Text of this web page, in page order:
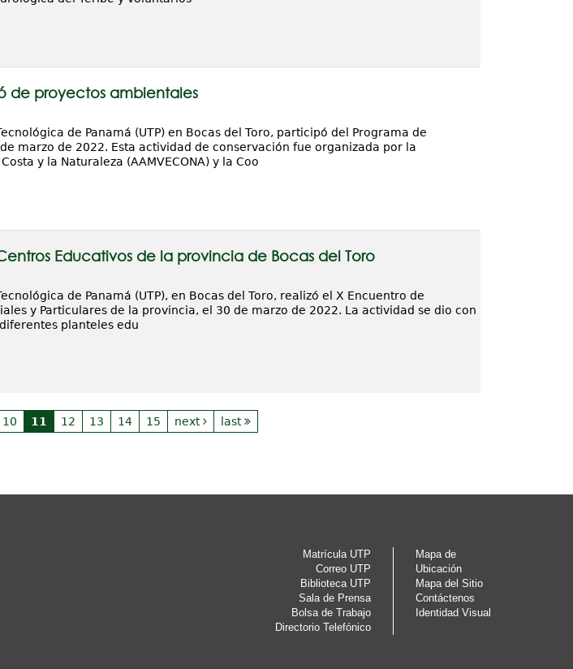
de proyectos ambientales
de Panamá (UTP) en Bocas del Toro, participó del Programa de
marzo de 2022. Esta actividad de conservación fue organizada por la
y la Naturaleza (AAMVECONA) y la Coo
Educativos de la provincia de Bocas del Toro
de Panamá (UTP), en Bocas del Toro, realizó el X Encuentro de
y Particulares de la provincia, el 30 de marzo de 2022. La actividad se dio con
planteles edu
10 11 12 13 14 15 next last
Matrícula UTP
Correo UTP
Biblioteca UTP
Sala de Prensa
Bolsa de Trabajo
Directorio Telefónico
Mapa de
Ubicación
Mapa del Sitio
Contáctenos
Identidad Visual